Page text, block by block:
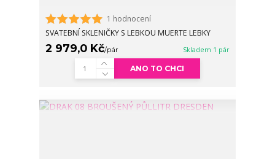
1 hodnocení
SVATEBNÍ SKLENIČKY S LEBKOU MUERTE LEBKY
2 979,0 Kč/pár Skladem 1 pár
ANO TO CHCI